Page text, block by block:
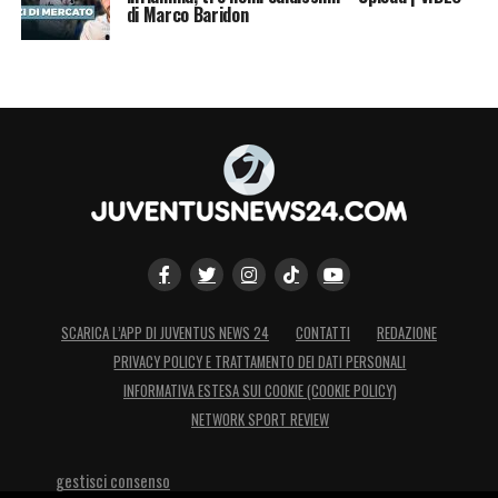
di Marco Baridon
SCARICA L’APP DI JUVENTUS NEWS 24 CONTATTI
REDAZIONE
PRIVACY POLICY E TRATTAMENTO DEI DATI PERSONALI
INFORMATIVA ESTESA SUI COOKIE (COOKIE POLICY)
NETWORK SPORT REVIEW
gestisci consenso